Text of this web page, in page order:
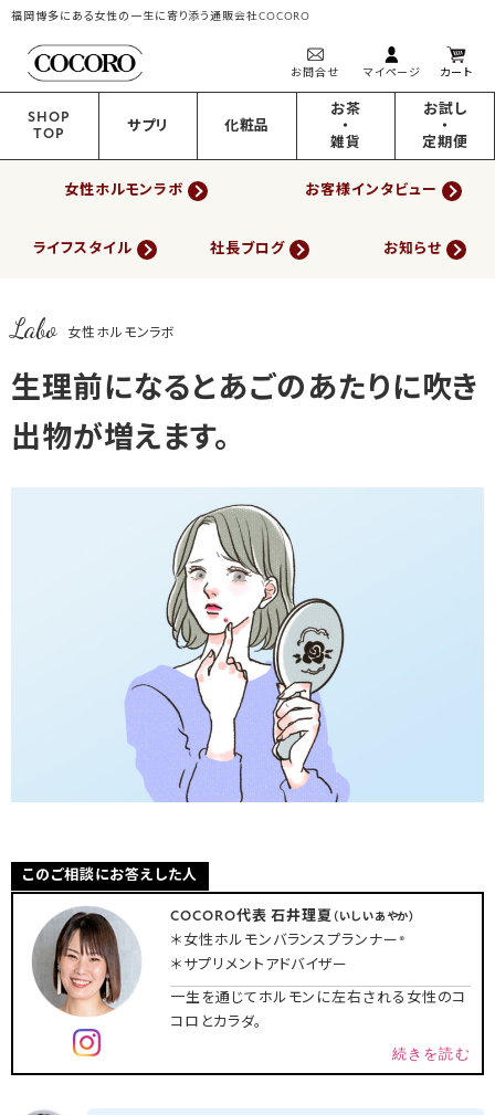
福岡博多にある女性の一生に寄り添う通販会社COCORO
お問合せ マイページ カート
SHOP
TOP
サプリ 化粧品
お茶
・
雑貨
お試し
・
定期便
女性ホルモンラボ お客様インタビュー
ライフスタイル 社長ブログ お知らせ
Labo 女性ホルモンラボ
生理前になるとあごのあたりに吹き
出物が増えます。
このご相談にお答えした人
COCORO代表 石井理夏 （いしいあやか）
＊女性ホルモンバランスプランナー®
＊サプリメントアドバイザー
一生を通じてホルモンに左右される女性のコ
コロとカラダ。
続きを読む